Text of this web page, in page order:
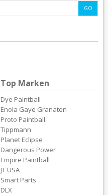
Top Marken
Dye Paintball
Enola Gaye Granaten
Proto Paintball
Tippmann
Planet Eclipse
Dangerous Power
Empire Paintball
JT USA
Smart Parts
DLX